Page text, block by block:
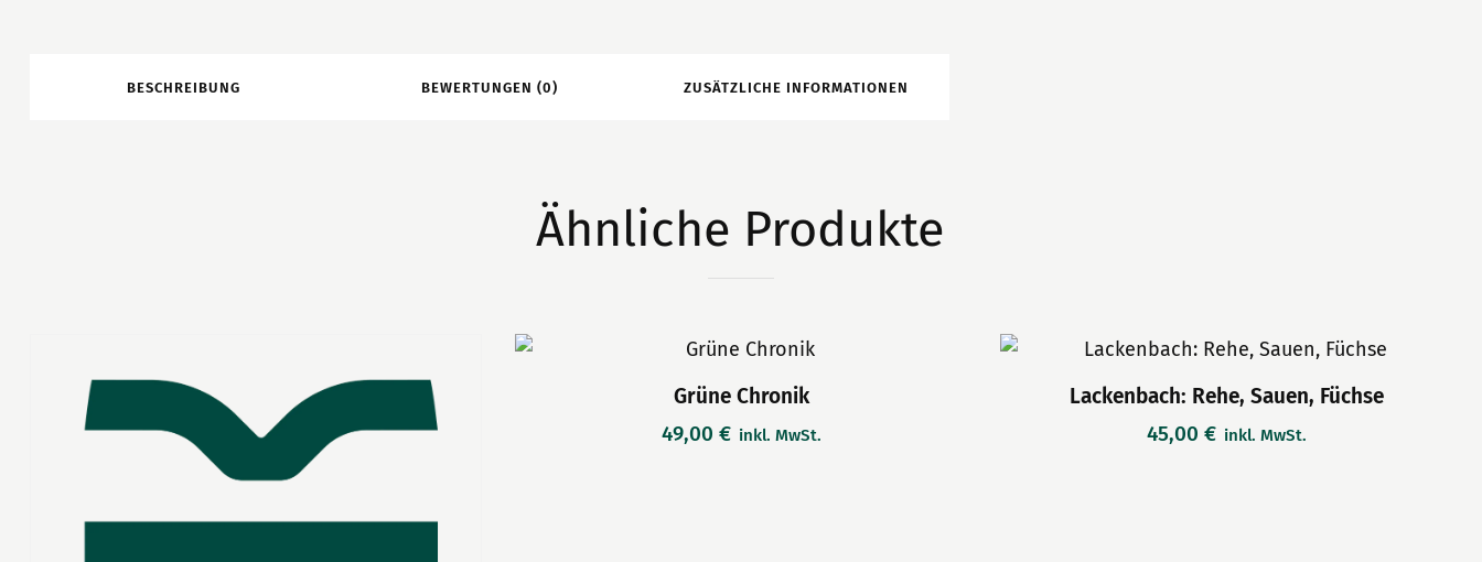
BESCHREIBUNG BEWERTUNGEN (0) ZUSÄTZLICHE INFORMATIONEN
Ähnliche Produkte
Grüne Chronik
49,00 € inkl. MwSt.
Lackenbach: Rehe, Sauen, Füchse
45,00 € inkl. MwSt.